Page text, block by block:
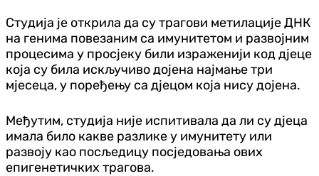
Студија је открила да су трагови метилације ДНК
на генима повезаним са имунитетом и развојним
процесима у просјеку били израженији код дјеце
која су била искључиво дојена најмање три
мјесеца, у поређењу са дјецом која нису дојена.
Међутим, студија није испитивала да ли су дјеца
имала било какве разлике у имунитету или
развоју као посљедицу посједовања ових
епигенетичких трагова.